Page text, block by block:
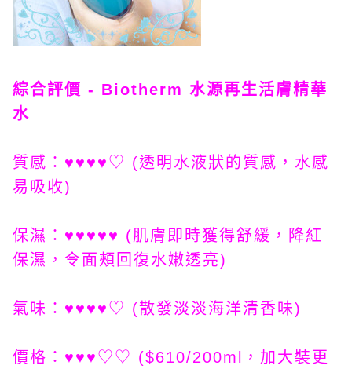
綜合評價 - Biotherm 水源再生活膚精華
水
質感：♥♥♥♥♡ (透明水液狀的質感，水感
易吸收)
保濕：♥♥♥♥♥ (肌膚即時獲得舒緩，降紅
保濕，令面頰回復水嫩透亮)
氣味：♥♥♥♥♡ (散發淡淡海洋清香味)
價格：♥♥♥♡♡ ($610/200ml，加大裝更